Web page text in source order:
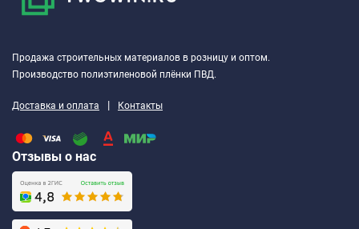
Продажа строительных материалов в розницу и оптом.
Производство полиэтиленовой плёнки ПВД.
Доставка и оплата | Контакты
Отзывы о нас